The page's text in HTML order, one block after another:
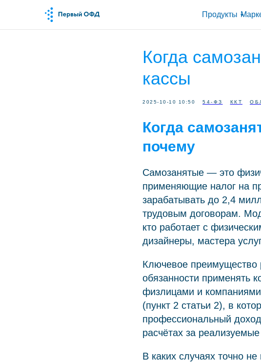
Продукты
Когда
кассы
2025-10-10 10:50 54-ФЗ ККТ
Когда
почему
Самозанятые — это
применяющие налог на
зарабатывать до 2,4
трудовым договорам.
кто работает с
дизайнеры, мастера
Ключевое преимущество
обязанности применять
физлицами и
(пункт 2 статьи 2), в
профессиональный
расчётах за
В каких случаях точно